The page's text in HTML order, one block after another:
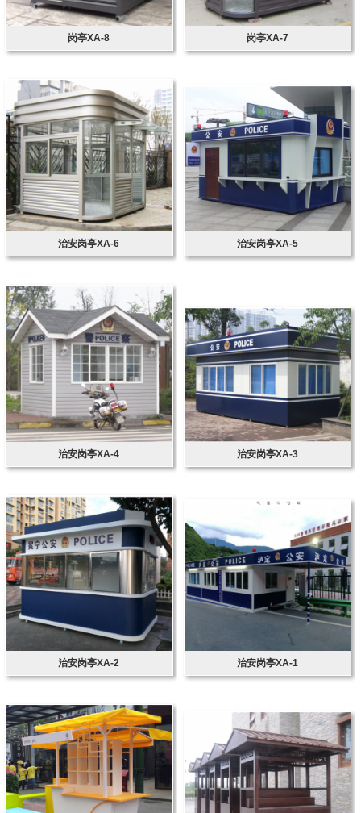
岗亭XA-8 岗亭XA-7
治安岗亭XA-6 治安岗亭XA-5
治安岗亭XA-4 治安岗亭XA-3
治安岗亭XA-2 治安岗亭XA-1